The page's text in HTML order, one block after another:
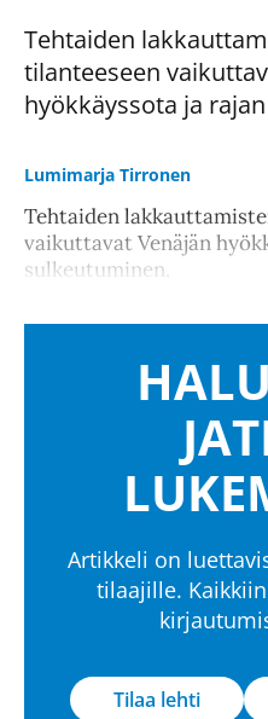
Tehtaiden
tilanteeseen
hyökkäyssota ja
Lumimarja Tirronen
Tehtaiden
vaikuttavat Venäjän
sulkeutuminen.
Artikkeli on
tilaajille.
Tilaa lehti